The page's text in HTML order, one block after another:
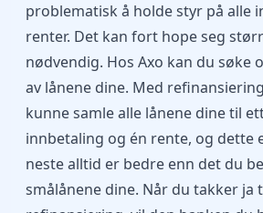
problematisk å holde styr på alle
renter. Det kan fort hope seg
nødvendig. Hos Axo kan du søke
av lånene dine. Med
kunne samle alle lånene dine til
innbetaling og én rente, og dette
neste alltid er bedre enn det du
smålånene dine. Når du takker ja